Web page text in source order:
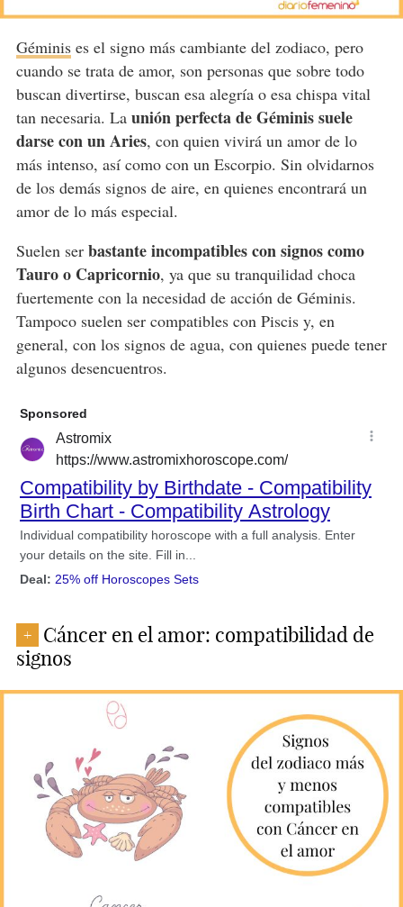
Géminises el signo más cambiante del zodiaco, pero
cuando se trata de amor, son personas que sobre todo
buscan divertirse, buscan esa alegría o esa chispa vital
tan necesaria. La unión perfecta de Géminis suele
darse con un Aries, con quien vivirá un amor de lo
más intenso, así como con un Escorpio. Sin olvidarnos
de los demás signos de aire, en quienes encontrará un
amor de lo más especial.
Suelen ser bastante incompatibles con signos como
Tauro o Capricornio, ya que su tranquilidad choca
fuertemente con la necesidad de acción de Géminis.
Tampoco suelen ser compatibles con Piscis y, en
general, con los signos de agua, con quienes puede tener
algunos desencuentros.
+
Cáncer en el amor: compatibilidad de
signos